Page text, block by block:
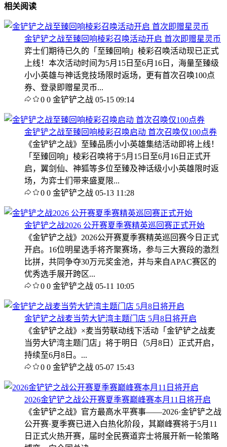
相关阅读
金铲铲之战至臻回响棱彩召唤活动开启 首次即赠星灵币
弈士们期待已久的「至臻回响」棱彩召唤活动现已正式
上线！本次活动时间为5月15日至6月16日，海量至臻级
小小英雄与神话竞技场限时返场，更有首次召唤100点
券、登录即赠星灵币...
0 0 金铲铲之战 05-15 09:14
金铲铲之战至臻回响棱彩召唤启动 首次召唤仅100点券
《金铲铲之战》至臻品质小小英雄集结活动即将上线！
「至臻回响」棱彩召唤将于5月15日至6月16日正式开
启，翼剑仙、神狐等多位至臻及神话级小小英雄限时返
场，为弈士们带来盛夏限...
0 0 金铲铲之战 05-13 11:28
金铲铲之战2026 公开赛夏季赛精英巡回赛正式开始
《金铲铲之战》2026公开赛夏季赛精英巡回赛今日正式
开启。16位明星选手将齐聚赛场，参与三大赛段的激烈
比拼，共同争夺30万元奖金池，并与来自APAC赛区的
优秀选手展开跨区...
0 0 金铲铲之战 05-11 10:05
金铲铲之战麦当劳大铲湾主题门店 5月8日将开启
《金铲铲之战》×麦当劳联动线下活动「金铲铲之战麦
当劳大铲湾主题门店」将于明日（5月8日）正式开启，
持续至6月8日。...
0 0 金铲铲之战 05-07 15:43
2026金铲铲之战公开赛夏季赛巅峰赛本月11日将开启
《金铲铲之战》官方最高水平赛事——2026·金铲铲之战
公开赛·夏季赛已进入白热化阶段，其巅峰赛将于5月11
日正式火热开赛，届时全民赛道弈士将展开新一轮策略